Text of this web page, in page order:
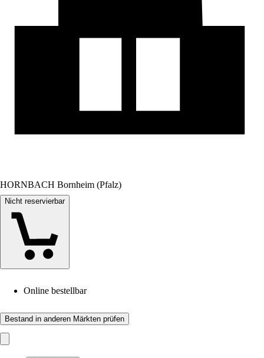
HORNBACH Bornheim (Pfalz)
Nicht reservierbar
Online bestellbar
Bestand in anderen Märkten prüfen